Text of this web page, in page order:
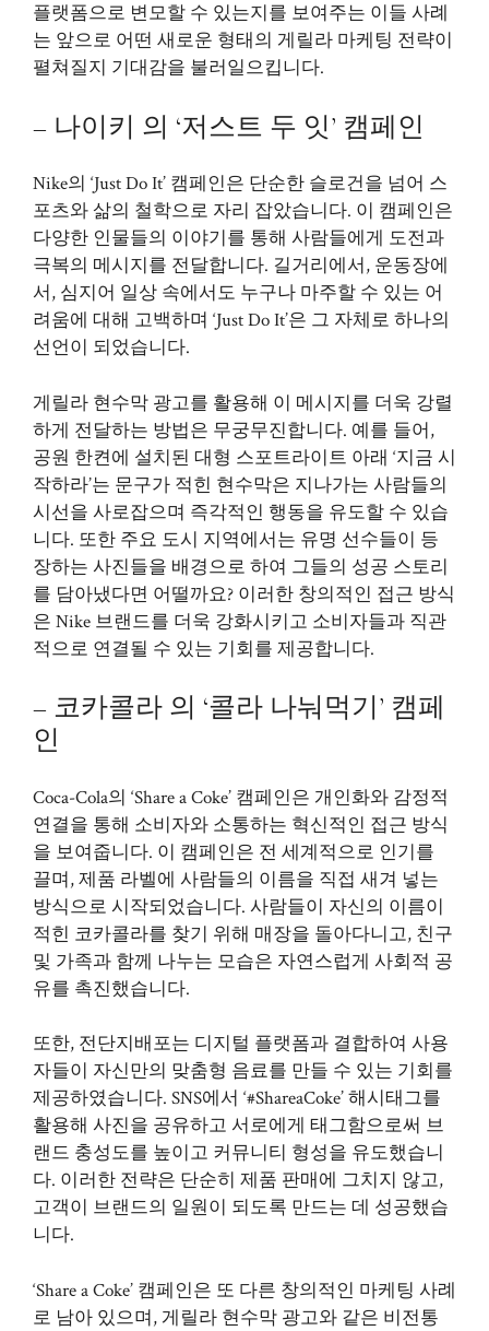
플랫폼으로 변모할 수 있는지를 보여주는 이들 사례
는 앞으로 어떤 새로운 형태의 게릴라 마케팅 전략이
펼쳐질지 기대감을 불러일으킵니다.
– 나이키 의 ‘저스트 두 잇’ 캠페인
Nike의 ‘Just Do It’ 캠페인은 단순한 슬로건을 넘어 스
포츠와 삶의 철학으로 자리 잡았습니다. 이 캠페인은
다양한 인물들의 이야기를 통해 사람들에게 도전과
극복의 메시지를 전달합니다. 길거리에서, 운동장에
서, 심지어 일상 속에서도 누구나 마주할 수 있는 어
려움에 대해 고백하며 ‘Just Do It’은 그 자체로 하나의
선언이 되었습니다.
게릴라 현수막 광고를 활용해 이 메시지를 더욱 강렬
하게 전달하는 방법은 무궁무진합니다. 예를 들어,
공원 한켠에 설치된 대형 스포트라이트 아래 ‘지금 시
작하라’는 문구가 적힌 현수막은 지나가는 사람들의
시선을 사로잡으며 즉각적인 행동을 유도할 수 있습
니다. 또한 주요 도시 지역에서는 유명 선수들이 등
장하는 사진들을 배경으로 하여 그들의 성공 스토리
를 담아냈다면 어떨까요? 이러한 창의적인 접근 방식
은 Nike 브랜드를 더욱 강화시키고 소비자들과 직관
적으로 연결될 수 있는 기회를 제공합니다.
– 코카콜라 의 ‘콜라 나눠먹기’ 캠페
인
Coca-Cola의 ‘Share a Coke’ 캠페인은 개인화와 감정적
연결을 통해 소비자와 소통하는 혁신적인 접근 방식
을 보여줍니다. 이 캠페인은 전 세계적으로 인기를
끌며, 제품 라벨에 사람들의 이름을 직접 새겨 넣는
방식으로 시작되었습니다. 사람들이 자신의 이름이
적힌 코카콜라를 찾기 위해 매장을 돌아다니고, 친구
및 가족과 함께 나누는 모습은 자연스럽게 사회적 공
유를 촉진했습니다.
또한, 전단지배포는 디지털 플랫폼과 결합하여 사용
자들이 자신만의 맞춤형 음료를 만들 수 있는 기회를
제공하였습니다. SNS에서 ‘#ShareaCoke’ 해시태그를
활용해 사진을 공유하고 서로에게 태그함으로써 브
랜드 충성도를 높이고 커뮤니티 형성을 유도했습니
다. 이러한 전략은 단순히 제품 판매에 그치지 않고,
고객이 브랜드의 일원이 되도록 만드는 데 성공했습
니다.
‘Share a Coke’ 캠페인은 또 다른 창의적인 마케팅 사례
로 남아 있으며, 게릴라 현수막 광고와 같은 비전통